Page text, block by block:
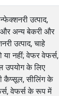
उत्पाद,
अन्य बेकरी और
उत्पाद, चाहे
या नहीं; वेफर वेफर्स,
उपयोग के लिए
कैप्सूल, सीलिंग के
वेफर्स के रूप में